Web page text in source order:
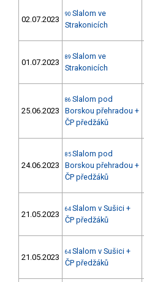
02.07.2023
90 Slalom ve
Strakonicích
01.07.2023
89 Slalom ve
Strakonicích
25.06.2023
86 Slalom pod
Borskou přehradou +
ČP předžáků
24.06.2023
85 Slalom pod
Borskou přehradou +
ČP předžáků
21.05.2023
64 Slalom v Sušici +
ČP předžáků
21.05.2023
64 Slalom v Sušici +
ČP předžáků